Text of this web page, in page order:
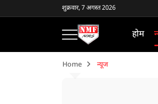
शुक्रवार, 7 अगस्त 2026
होम
Home न्यूज